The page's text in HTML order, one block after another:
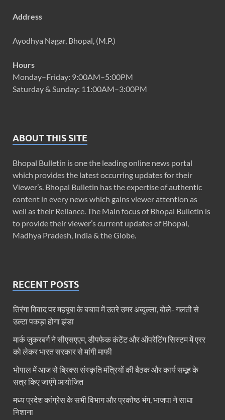
Address
Ayodhya Nagar, Bhopal, (M.P.)
Hours
Monday–Friday: 9:00AM–5:00PM
Saturday & Sunday: 11:00AM–3:00PM
ABOUT THIS SITE
Bhopal Bulletin is one the leading online news portal
which provides the latest occurring updates for their
Viewer’s. Bhopal Bulletin has the expertise of authentic
content in every news which gains viewer attention as
well as their Reliance. The Main focus of Bhopal Bulletin is
to provide their viewer’s current updates of Bhopal,
Madhya Pradesh, India & the Globe.
RECENT POSTS
तिरंगा विवाद पर महबूबा के बचाव में उतरे उमर अब्दुल्ला, बोले- गलती से
उल्टा पकड़ा होगा झंडा
मार्क जुकरबर्ग ने सीएसएएम, डीपफेक कंटेंट और ऑपरेटिंग सिस्टम में एरर
को लेकर भारत सरकार से मांगी माफी
भोपाल में आज से ब्रिक्स संस्कृति मंत्रियों की बैठक और कार्य समूह के
सत्र किए जाएंगे आयोजित
मध्य प्रदेश कांग्रेस के सभी विभाग और प्रकोष्ठ भंग, भाजपा ने साधा
निशाना